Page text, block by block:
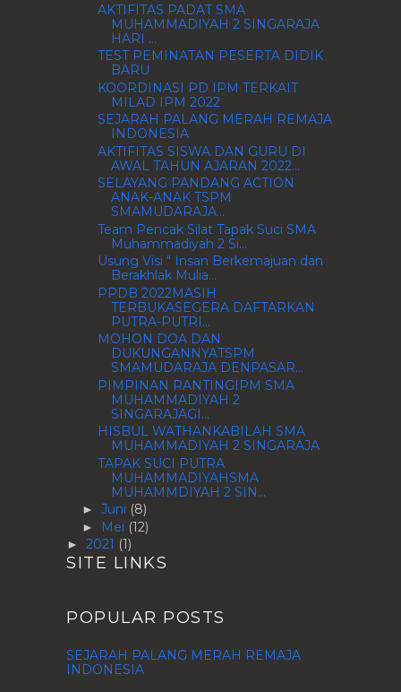
AKTIFITAS PADAT SMA
MUHAMMADIYAH 2 SINGARAJA
HARI ...
TEST PEMINATAN PESERTA DIDIK
BARU
KOORDINASI PD IPM TERKAIT
MILAD IPM 2022
SEJARAH PALANG MERAH REMAJA
INDONESIA
AKTIFITAS SISWA DAN GURU DI
AWAL TAHUN AJARAN 2022...
SELAYANG PANDANG ACTION
ANAK-ANAK TSPM
SMAMUDARAJA...
Team Pencak Silat Tapak Suci SMA
Muhammadiyah 2 Si...
Usung Visi " Insan Berkemajuan dan
Berakhlak Mulia...
PPDB 2022MASIH
TERBUKASEGERA DAFTARKAN
PUTRA-PUTRI...
MOHON DOA DAN
DUKUNGANNYATSPM
SMAMUDARAJA DENPASAR...
PIMPINAN RANTINGIPM SMA
MUHAMMADIYAH 2
SINGARAJAGI...
HISBUL WATHANKABILAH SMA
MUHAMMADIYAH 2 SINGARAJA
TAPAK SUCI PUTRA
MUHAMMADIYAHSMA
MUHAMMDIYAH 2 SIN...
► Juni (8)
► Mei (12)
► 2021 (1)
SITE LINKS
POPULAR POSTS
SEJARAH PALANG MERAH REMAJA
INDONESIA